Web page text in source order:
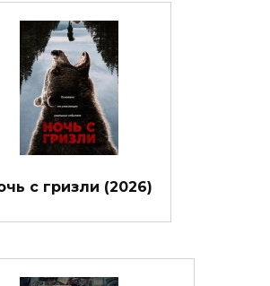
с гризли (2026)